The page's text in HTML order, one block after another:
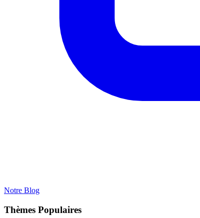
Notre Blog
Thèmes Populaires